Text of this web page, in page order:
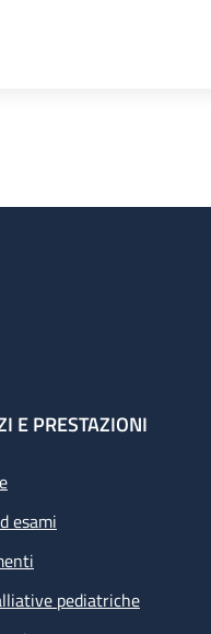
E PRESTAZIONI
esami
pediatriche